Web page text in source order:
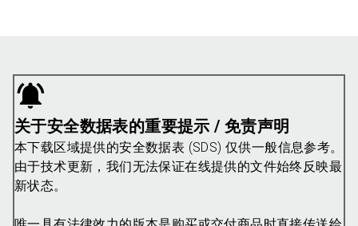
关于安全数据表的重要提示 / 免责声明
本下载区域提供的安全数据表 (SDS) 仅供一般信息参考。
由于技术更新，我们无法保证在线提供的文件始终反映最
新状态。